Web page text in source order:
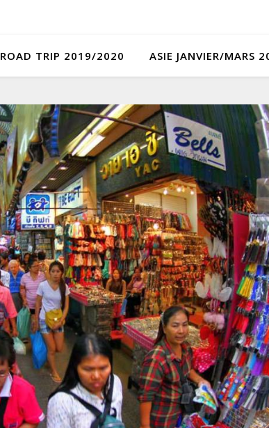
ROAD TRIP 2019/2020 ASIE JANVIER/MARS